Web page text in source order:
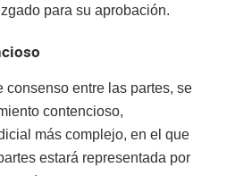
para su aprobación.
consenso entre las partes, se
contencioso,
más complejo, en el que
estará representada por